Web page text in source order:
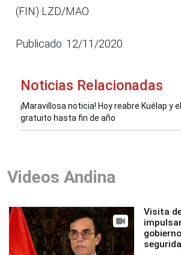
(FIN) LZD/MAO
Publicado: 12/11/2020
Noticias Relacionadas
¡Maravillosa noticia! Hoy reabre Kuélap y
gratuito hasta fin de año
Videos Andina
Visita